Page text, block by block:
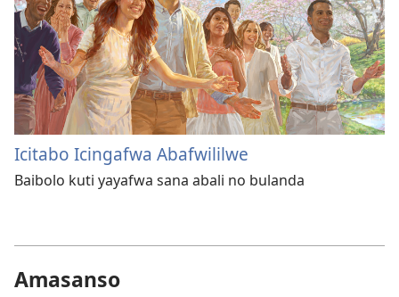
Icitabo Icingafwa Abafwililwe
Baibolo kuti yayafwa sana abali no bulanda
Amasanso